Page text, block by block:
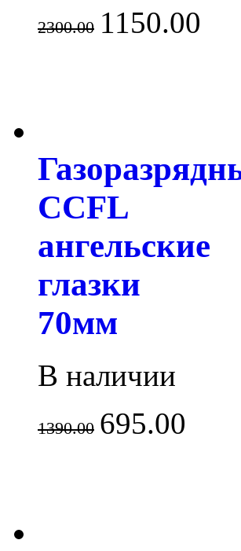
2300.00 1150.00
CCFL
ангельские
глазки
70мм
В наличии
1390.00 695.00